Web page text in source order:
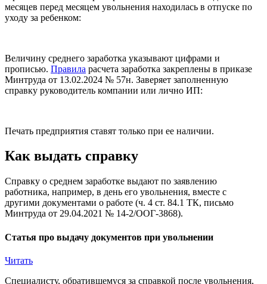
месяцев перед месяцем увольнения находилась в отпуске по
уходу за ребенком:
Величину среднего заработка указывают цифрами и
прописью. Правила расчета заработка закреплены в приказе
Минтруда от 13.02.2024 № 57н. Заверяет заполненную
справку руководитель компании или лично ИП:
Печать предприятия ставят только при ее наличии.
Как выдать справку
Справку о среднем заработке выдают по заявлению
работника, например, в день его увольнения, вместе с
другими документами о работе (ч. 4 ст. 84.1 ТК, письмо
Минтруда от 29.04.2021 № 14-2/ООГ-3868).
Статья про выдачу документов при увольнении
Читать
Специалисту, обратившемуся за справкой после увольнения,